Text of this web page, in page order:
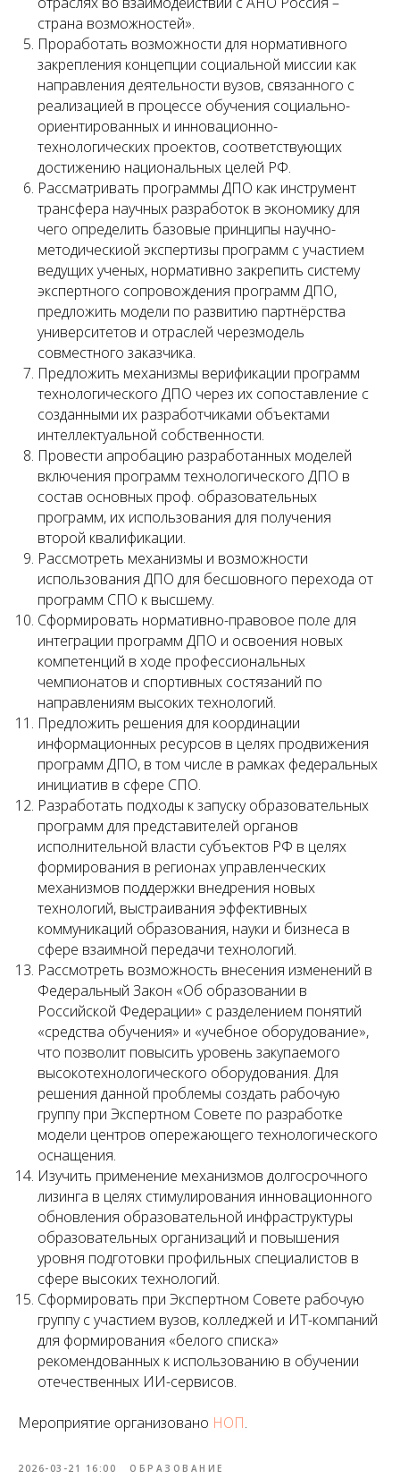
страна возможностей».
Проработать возможности для нормативного
закрепления концепции социальной миссии как
направления деятельности вузов, связанного с
реализацией в процессе обучения социально-
ориентированных и инновационно-
технологических проектов, соответствующих
достижению национальных целей РФ.
Рассматривать программы ДПО как инструмент
трансфера научных разработок в экономику для
чего определить базовые принципы научно-
методическиой экспертизы программ с участием
ведущих ученых, нормативно закрепить систему
экспертного сопровождения программ ДПО,
предложить модели по развитию партнёрства
университетов и отраслей черезмодель
совместного заказчика.
Предложить механизмы верификации программ
технологического ДПО через их сопоставление с
созданными их разработчиками объектами
интеллектуальной собственности.
Провести апробацию разработанных моделей
включения программ технологического ДПО в
состав основных проф. образовательных
программ, их использования для получения
второй квалификации.
Рассмотреть механизмы и возможности
использования ДПО для бесшовного перехода от
программ СПО к высшему.
Сформировать нормативно-правовое поле для
интеграции программ ДПО и освоения новых
компетенций в ходе профессиональных
чемпионатов и спортивных состязаний по
направлениям высоких технологий.
Предложить решения для координации
информационных ресурсов в целях продвижения
программ ДПО, в том числе в рамках федеральных
инициатив в сфере СПО.
Разработать подходы к запуску образовательных
программ для представителей органов
исполнительной власти субъектов РФ в целях
формирования в регионах управленческих
механизмов поддержки внедрения новых
технологий, выстраивания эффективных
коммуникаций образования, науки и бизнеса в
сфере взаимной передачи технологий.
Рассмотреть возможность внесения изменений в
Федеральный Закон «Об образовании в
Российской Федерации» с разделением понятий
«средства обучения» и «учебное оборудование»,
что позволит повысить уровень закупаемого
высокотехнологического оборудования. Для
решения данной проблемы создать рабочую
группу при Экспертном Совете по разработке
модели центров опережающего технологического
оснащения.
Изучить применение механизмов долгосрочного
лизинга в целях стимулирования инновационного
обновления образовательной инфраструктуры
образовательных организаций и повышения
уровня подготовки профильных специалистов в
сфере высоких технологий.
Сформировать при Экспертном Совете рабочую
группу с участием вузов, колледжей и ИТ-компаний
для формирования «белого списка»
рекомендованных к использованию в обучении
отечественных ИИ-сервисов.
Мероприятие организовано НОП.
2026-03-21 16:00 ОБРАЗОВАНИЕ